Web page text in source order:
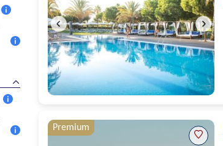
informatie
informatie
informatie
Premium